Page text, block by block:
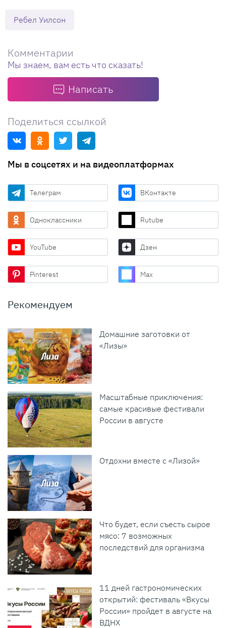
Ребел Уилсон
Комментарии
Мы знаем, вам есть что сказать!
Написать
Поделиться ссылкой
Мы в соцсетях и на видеоплатформах
Телеграм ВКонтакте
Одноклассники Rutube
YouTube Дзен
Pinterest Max
Рекомендуем
Домашние заготовки от
«Лизы»
Масштабные приключения:
самые красивые фестивали
России в августе
Отдохни вместе с «Лизой»
Что будет, если съесть сырое
мясо: 7 возможных
последствий для организма
11 дней гастрономических
открытий: фестиваль «Вкусы
России» пройдет в августе на
ВДНХ